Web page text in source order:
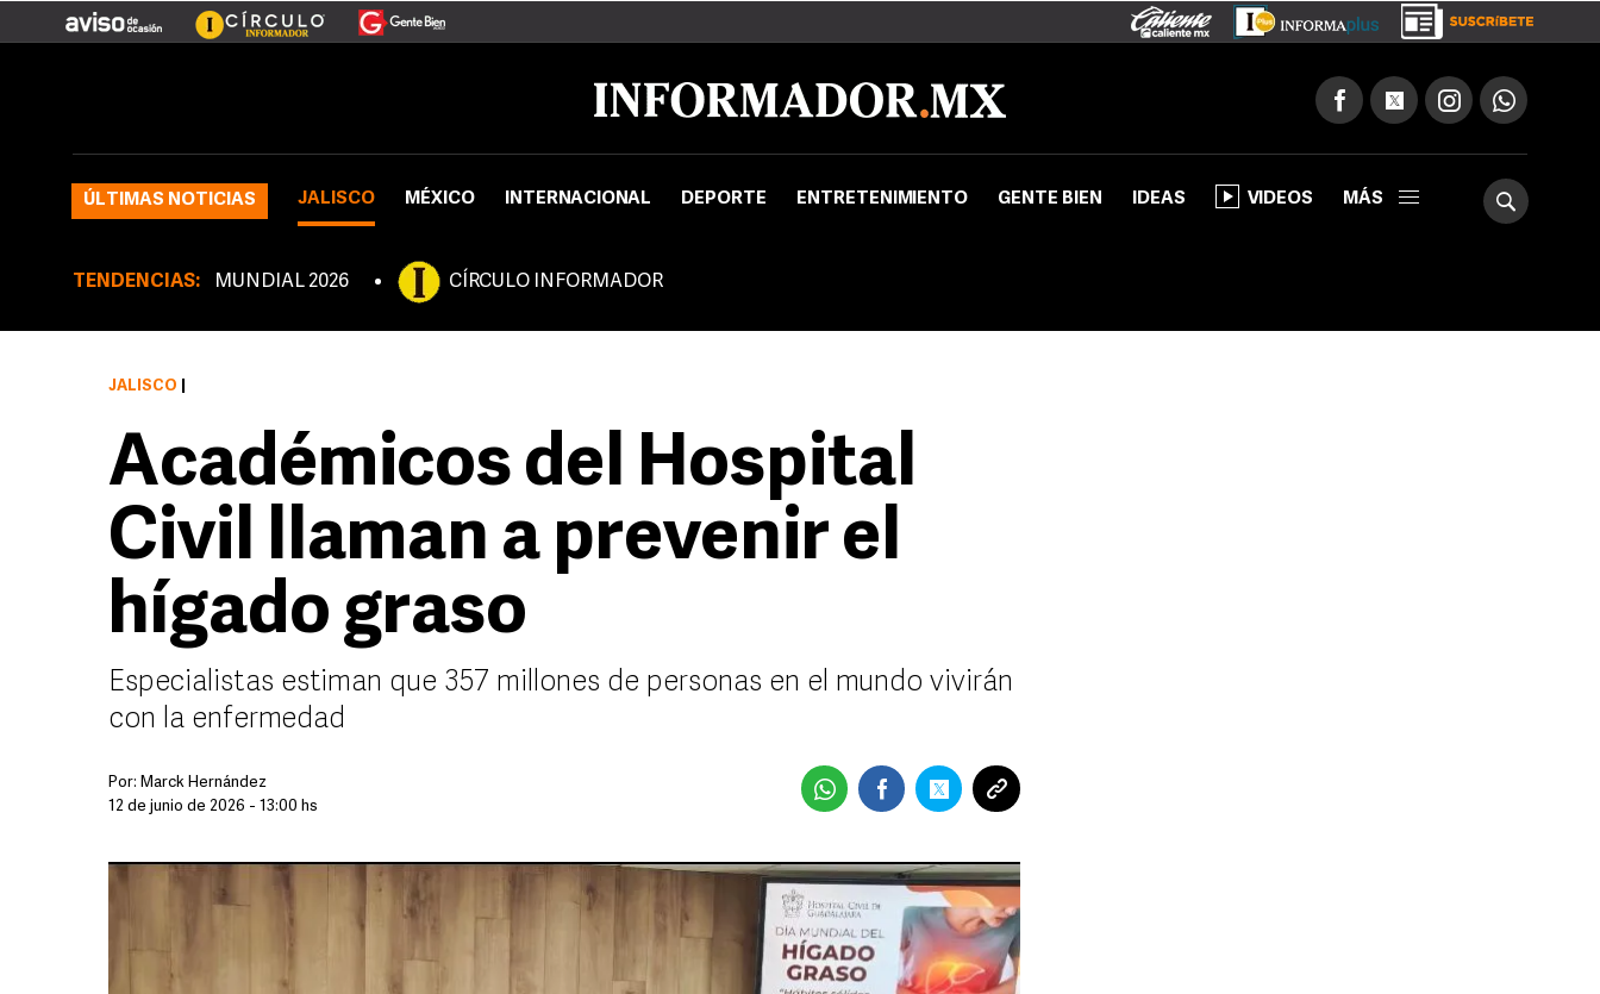
ÚLTIMAS NOTICIAS JALISCO MÉXICO INTERNACIONAL DEPORTE ENTRETENIMIENTO GENTE BIEN IDEAS VIDEOS MÁS
TENDENCIAS: MUNDIAL 2026 CÍRCULO INFORMADOR
JALISCO
Académicos del Hospital
Civil llaman a prevenir el
hígado graso
Especialistas estiman que 357 millones de personas en el mundo vivirán
con la enfermedad
Por: Marck Hernández
12 de junio de 2026 - 13:00 hs